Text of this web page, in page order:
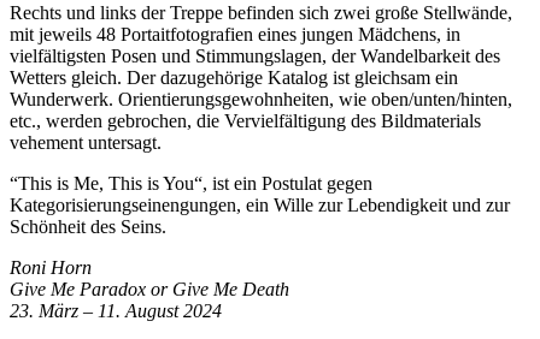
Rechts und links der Treppe befinden sich zwei große Stellwände,
mit jeweils 48 Portaitfotografien eines jungen Mädchens, in
vielfältigsten Posen und Stimmungslagen, der Wandelbarkeit des
Wetters gleich. Der dazugehörige Katalog ist gleichsam ein
Wunderwerk. Orientierungsgewohnheiten, wie oben/unten/hinten,
etc., werden gebrochen, die Vervielfältigung des Bildmaterials
vehement untersagt.
“This is Me, This is You“, ist ein Postulat gegen
Kategorisierungseinengungen, ein Wille zur Lebendigkeit und zur
Schönheit des Seins.
Roni Horn
Give Me Paradox or Give Me Death
23. März – 11. Au­­gust 2024